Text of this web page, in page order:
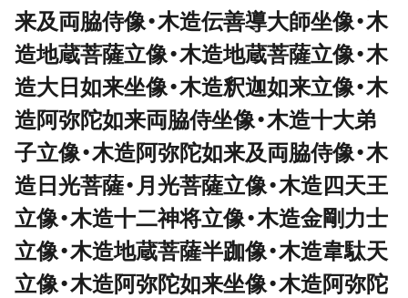
来及両脇侍像・木造伝善導大師坐像・木
造地蔵菩薩立像・木造地蔵菩薩立像・木
造大日如来坐像・木造釈迦如来立像・木
造阿弥陀如来両脇侍坐像・木造十大弟
子立像・木造阿弥陀如来及両脇侍像・木
造日光菩薩・月光菩薩立像・木造四天王
立像・木造十二神将立像・木造金剛力士
立像・木造地蔵菩薩半跏像・木造韋駄天
立像・木造阿弥陀如来坐像・木造阿弥陀